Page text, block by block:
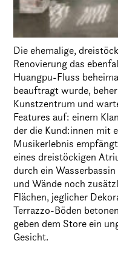
Die ehemalige,
Renovierung das
Huangpu-Fluss
beauftragt wurde,
Kunstzentrum und
Features auf: einem
der die Kund:innen mit
Musikerlebnis
eines dreistöckigen
durch ein
und Wände noch
Flächen, jeglicher
Terrazzo-Böden
geben dem Store ein
Gesicht.